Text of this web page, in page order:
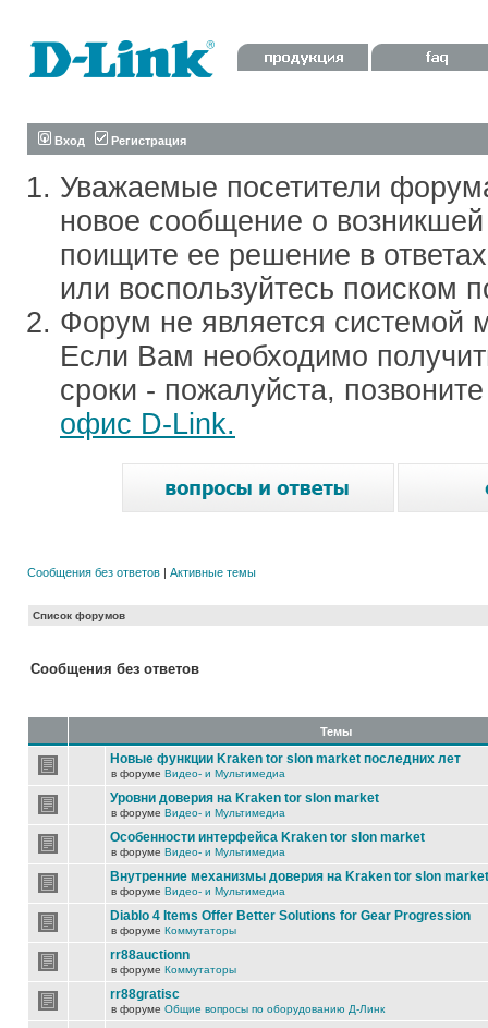
Вход Регистрация
Уважаемые посетители
новое сообщение о
поищите ее решение в
или воспользуйтесь поиском
Форум не является системой
Если Вам необходимо
сроки - пожалуйста,
офис D-Link.
Сообщения без ответов | Активные темы
Список форумов
Сообщения без ответов
Темы
Новые функции Kraken tor slon market последних лет
в форуме Видео- и Мультимедиа
Уровни доверия на Kraken tor slon market
в форуме Видео- и Мультимедиа
Особенности интерфейса Kraken tor slon market
в форуме Видео- и Мультимедиа
Внутренние механизмы доверия на Kraken tor slon market
в форуме Видео- и Мультимедиа
Diablo 4 Items Offer Better Solutions for Gear Progression
в форуме Коммутаторы
rr88auctionn
в форуме Коммутаторы
rr88gratisc
в форуме Общие вопросы по оборудованию Д-Линк